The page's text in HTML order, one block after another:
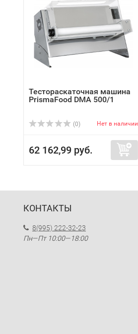
Тестораскаточная машина
PrismaFood DMA 500/1
(0) Нет в наличии
62 162,99 руб.
КОНТАКТЫ
8(995) 222-32-23
Пн—Пт 10:00—18:00